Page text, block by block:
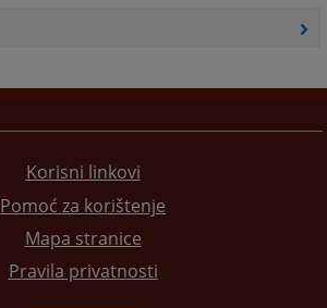
Korisni linkovi
Pomoć za korištenje
Mapa stranice
Pravila privatnosti